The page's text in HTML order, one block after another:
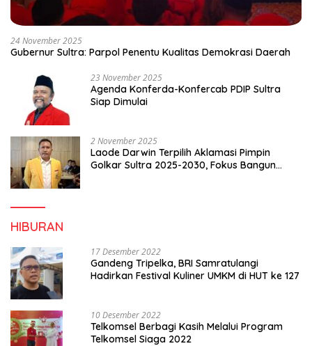
24 November 2025
Gubernur Sultra: Parpol Penentu Kualitas Demokrasi Daerah
23 November 2025
Agenda Konferda-Konfercab PDIP Sultra
Siap Dimulai
2 November 2025
Laode Darwin Terpilih Aklamasi Pimpin
Golkar Sultra 2025-2030, Fokus Bangun
HIBURAN
17 Desember 2022
Gandeng Tripelka, BRI Samratulangi
Hadirkan Festival Kuliner UMKM di HUT ke 127
10 Desember 2022
Telkomsel Berbagi Kasih Melalui Program
Telkomsel Siaga 2022